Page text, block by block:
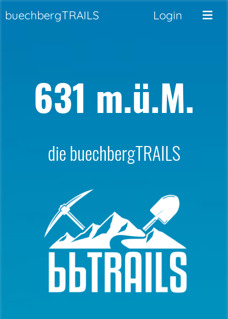
buechbergTRAILS Login
631 m.ü.M.
die buechbergTRAILS